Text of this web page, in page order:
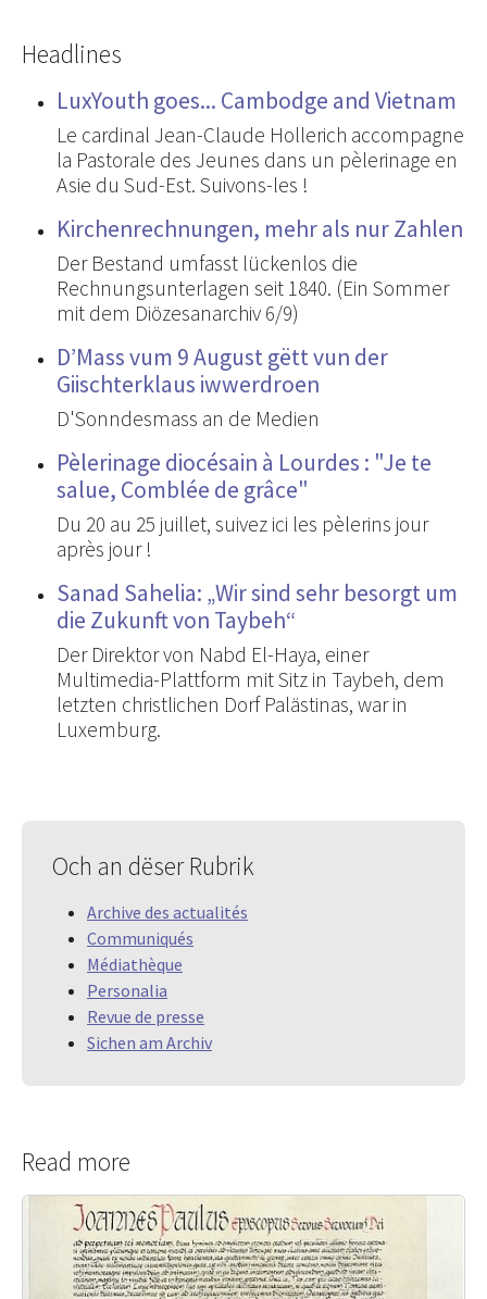
Headlines
LuxYouth goes... Cambodge and Vietnam
Le cardinal Jean-Claude Hollerich accompagne
la Pastorale des Jeunes dans un pèlerinage en
Asie du Sud-Est. Suivons-les !
Kirchenrechnungen, mehr als nur Zahlen
Der Bestand umfasst lückenlos die
Rechnungsunterlagen seit 1840. (Ein Sommer
mit dem Diözesanarchiv 6/9)
D’Mass vum 9 August gëtt vun der
Giischterklaus iwwerdroen
D'Sonndesmass an de Medien
Pèlerinage diocésain à Lourdes : "Je te
salue, Comblée de grâce"
Du 20 au 25 juillet, suivez ici les pèlerins jour
après jour !
Sanad Sahelia: „Wir sind sehr besorgt um
die Zukunft von Taybeh“
Der Direktor von Nabd El-Haya, einer
Multimedia-Plattform mit Sitz in Taybeh, dem
letzten christlichen Dorf Palästinas, war in
Luxemburg.
Och an dëser Rubrik
Archive des actualités
Communiqués
Médiathèque
Personalia
Revue de presse
Sichen am Archiv
Read more